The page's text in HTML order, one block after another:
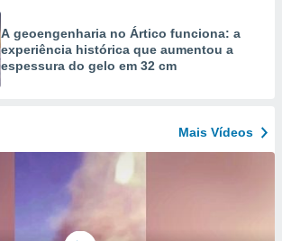
A geoengenharia no Ártico funciona: a
experiência histórica que aumentou a
espessura do gelo em 32 cm
Mais Vídeos